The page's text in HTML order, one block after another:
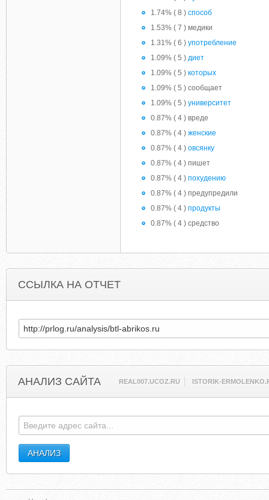
1.74% ( 8 ) способ
1.53% ( 7 ) медики
1.31% ( 6 ) употребление
1.09% ( 5 ) диет
1.09% ( 5 ) которых
1.09% ( 5 ) сообщает
1.09% ( 5 ) университет
0.87% ( 4 ) вреде
0.87% ( 4 ) женские
0.87% ( 4 ) овсянку
0.87% ( 4 ) пишет
0.87% ( 4 ) похудению
0.87% ( 4 ) предупредили
0.87% ( 4 ) продукты
0.87% ( 4 ) средство
ССЫЛКА НА ОТЧЕТ
АНАЛИЗ САЙТА REAL007.UCOZ.RU ISTORIK-